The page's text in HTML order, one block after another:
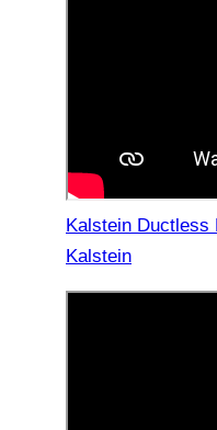
Kalstein Ductless
Kalstein